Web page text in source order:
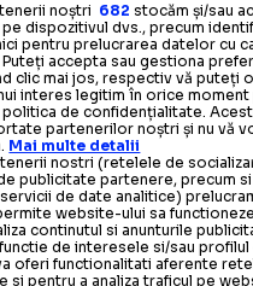
noștri 682 stocăm și/sau
dispozitivul dvs., precum
pentru prelucrarea datelor cu
accepta sau gestiona
clic mai jos, respectiv vă puteți
interes legitim în orice moment
politica de confidențialitate.
partenerilor noștri și nu vă
Mai multe detalii
nostri (retelele de
publicitate partenere, precum
de date analitice)
website-ului sa
continutul si anunturile
de interesele si/sau profilul
oferi functionalitati aferente
si pentru a analiza traficul pe